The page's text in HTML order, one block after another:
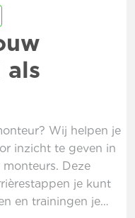
als
Wij helpen je
inzicht te geven in
Deze
je kunt
en trainingen je